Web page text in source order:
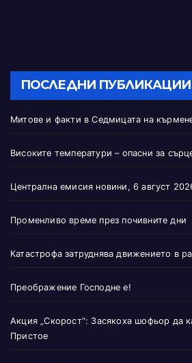
ПОСЛЕДНИ ПУБЛИКАЦИИ
Митове и факти в Седмицата на
Високите температури – опасни за
Централна емисия новини, 6 август
Променливо време през почивните дни
Катастрофа затруднява движението в
Преображение Господне е!
Акция „Скорост“: Засякоха шофьор да
Пристое